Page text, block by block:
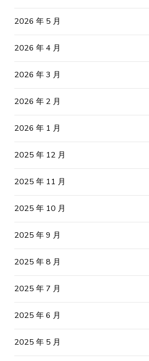
2026 年 5 月
2026 年 4 月
2026 年 3 月
2026 年 2 月
2026 年 1 月
2025 年 12 月
2025 年 11 月
2025 年 10 月
2025 年 9 月
2025 年 8 月
2025 年 7 月
2025 年 6 月
2025 年 5 月